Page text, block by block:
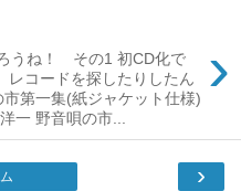
›
うね！ その1 初CD化で
レコードを探したりしたん
第一集(紙ジャケット仕様)
一 野音唄の市...
›